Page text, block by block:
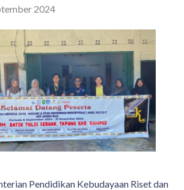
2024
Pendidikan Kebudayaan Riset dan